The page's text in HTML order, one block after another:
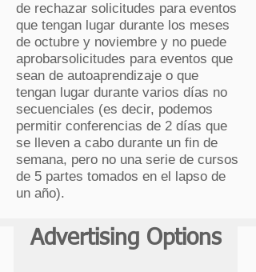
de rechazar solicitudes para eventos
que tengan lugar durante los meses
de octubre y noviembre y no puede
aprobarsolicitudes para eventos que
sean de autoaprendizaje o que
tengan lugar durante varios días no
secuenciales (es decir, podemos
permitir conferencias de 2 días que
se lleven a cabo durante un fin de
semana, pero no una serie de cursos
de 5 partes tomados en el lapso de
un año).
Advertising Options